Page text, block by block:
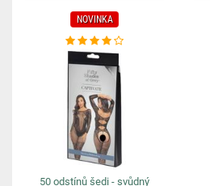
NOVINKA
50 odstínů šedi - svůdný